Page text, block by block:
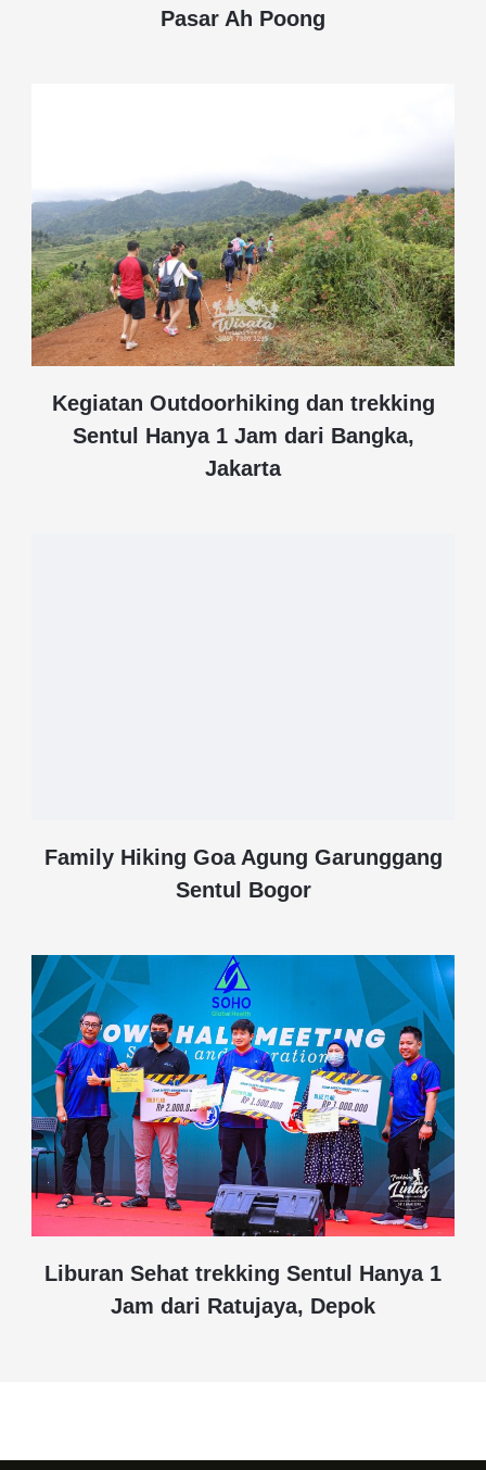
Pasar Ah Poong
Kegiatan Outdoorhiking dan trekking
Sentul Hanya 1 Jam dari Bangka,
Jakarta
Family Hiking Goa Agung Garunggang
Sentul Bogor
Liburan Sehat trekking Sentul Hanya 1
Jam dari Ratujaya, Depok